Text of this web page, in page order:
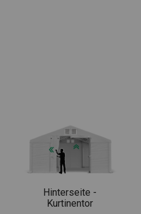
Hinterseite -
Kurtinentor